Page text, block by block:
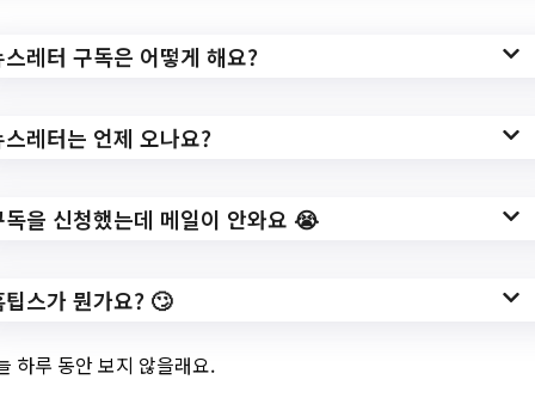
url=https://www.seocho.go.kr/site/seocho/e
3. 2023 하반기 서초구
<릴레이 부모특강>
스레터 구독은 어떻게 해요?
스레터는 언제 오나요?
독을 신청했는데 메일이 안와요 😭
팁스가 뭔가요? 🙄
하루 동안 보지 않을래요.